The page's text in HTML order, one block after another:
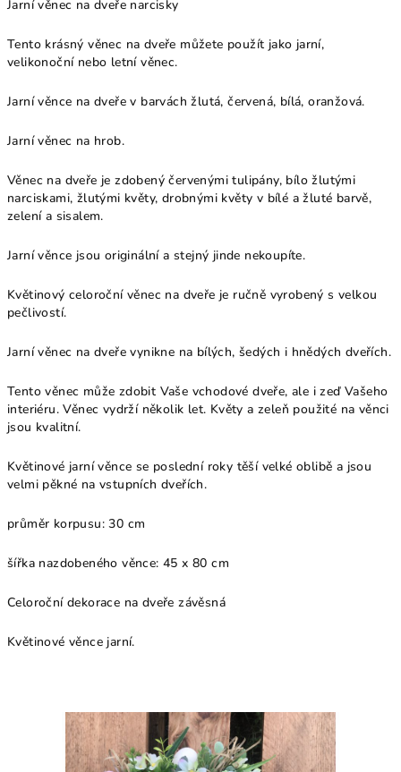
Jarní věnec na dveře narcisky
Tento krásný věnec na dveře můžete použít jako jarní,
velikonoční nebo letní věnec.
Jarní věnce na dveře v barvách žlutá, červená, bílá, oranžová.
Jarní věnec na hrob.
Věnec na dveře je zdobený červenými tulipány, bílo žlutými
narciskami, žlutými květy, drobnými květy v bílé a žluté barvě,
zelení a sisalem.
Jarní věnce jsou originální a stejný jinde nekoupíte.
Květinový celoroční věnec na dveře je ručně vyrobený s velkou
pečlivostí.
Jarní věnec na dveře vynikne na bílých, šedých i hnědých dveřích.
Tento věnec může zdobit Vaše vchodové dveře, ale i zeď Vašeho
interiéru. Věnec vydrží několik let. Květy a zeleň použité na věnci
jsou kvalitní.
Květinové jarní věnce se poslední roky těší velké oblibě a jsou
velmi pěkné na vstupních dveřích.
průměr korpusu: 30 cm
šířka nazdobeného věnce: 45 x 80 cm
Celoroční dekorace na dveře závěsná
Květinové věnce jarní.